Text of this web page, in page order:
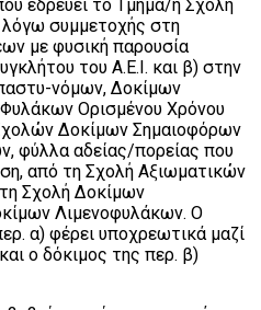
εδρεύει το Τμήμα/η Σχολή
λόγω συμμετοχής στη
με φυσική παρουσία
του Α.Ε.Ι. και β) στην
νόμων, Δοκίμων
Ορισμένου Χρόνου
Δοκίμων Σημαιοφόρων
φύλλα αδείας/πορείας που
από τη Σχολή Αξιωματικών
Σχολή Δοκίμων
Λιμενοφυλάκων. Ο
α) φέρει υποχρεωτικά μαζί
ο δόκιμος της περ. β)